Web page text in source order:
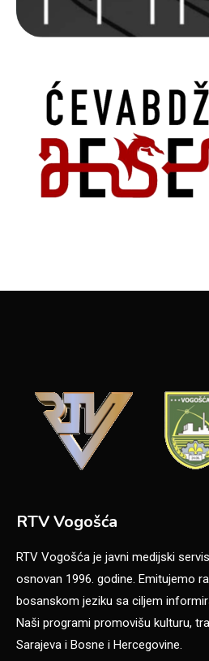
RTV Vogošća
RTV Vogošća je javni medijski
osnovan 1996. godine. Emitujemo
bosanskom jeziku sa ciljem
Naši programi promovišu kulturu,
Sarajeva i Bosne i Hercegovine.